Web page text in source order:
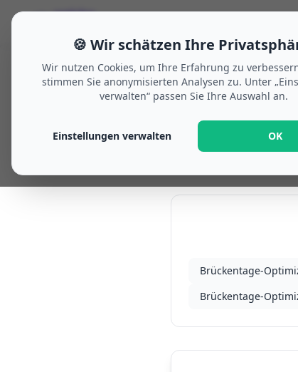
welche-
Home / Brückentage 1970
Optimale
Brückentage-
Brückentage-
🍪 Wir schätzen Ihre
Wir nutzen Cookies, um Ihre Erfahrung zu
stimmen Sie anonymisierten Analysen zu. Unter
verwalten“ passen Sie Ihre Auswahl an.
Einstellungen verwalten OK